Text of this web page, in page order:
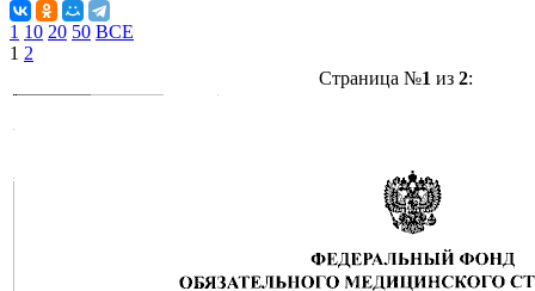
1 10 20 50 ВСЕ
1 2
Страница №1 из 2: